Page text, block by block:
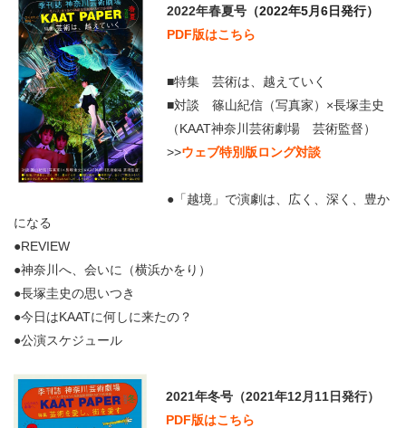
2022年春夏号（2022年5月6日発行）
PDF版はこちら
■特集 芸術は、越えていく
■対談 篠山紀信（写真家）×長塚圭史
（KAAT神奈川芸術劇場 芸術監督）
>>ウェブ特別版ロング対談
●「越境」で演劇は、広く、深く、豊か
になる
●REVIEW
●神奈川へ、会いに（横浜かをり）
●長塚圭史の思いつき
●今日はKAATに何しに来たの？
●公演スケジュール
2021年冬号（2021年12月11日発行）
PDF版はこちら